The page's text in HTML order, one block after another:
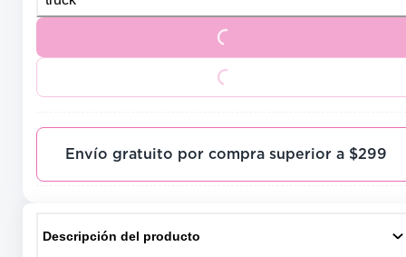
Loading...
Loading...
Envío gratuito por compra superior a $299
Descripción del producto